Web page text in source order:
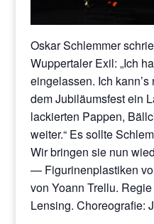
Oskar Schlemmer
Wuppertaler Exil: „Ich
eingelassen. Ich
dem Jubiläumsfest ein
lackierten Pappen,
weiter.“ Es sollte
Wir bringen sie nun
— Figurinenplastiken
von Yoann Trellu.
Lensing. Choreografie: